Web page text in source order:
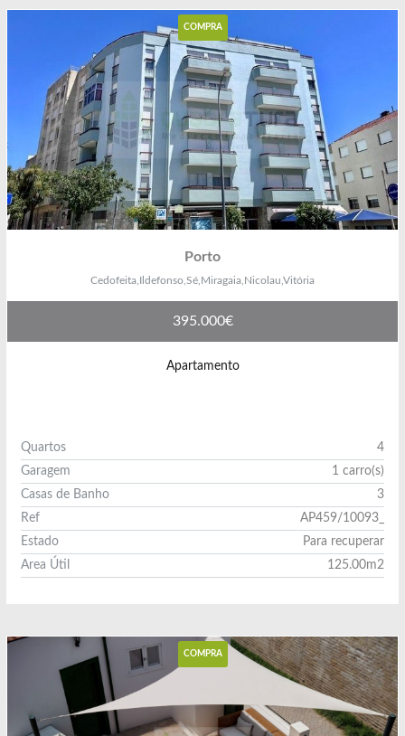
COMPRA
Porto
Cedofeita,Ildefonso,Sé,Miragaia,Nicolau,Vitória
395.000€
Apartamento
Quartos
4
Garagem
1 carro(s)
Casas de Banho
3
Ref
AP459/10093_
Estado
Para recuperar
Area Útil
125.00m2
COMPRA